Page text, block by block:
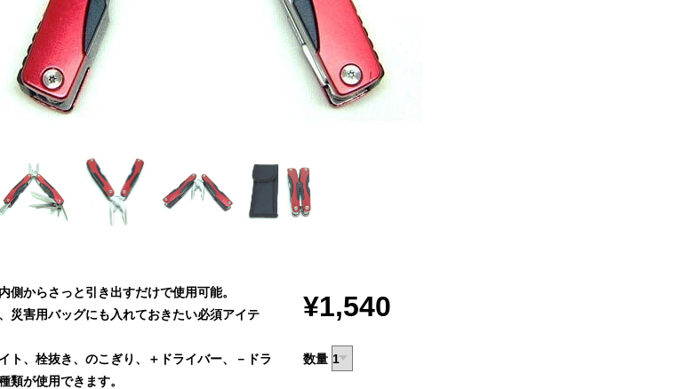
側からさっと引き出すだけで使用可能。
災害用バッグにも入れておきたい必須アイテ
ト、栓抜き、のこぎり、＋ドライバー、－ドラ
類が使用できます。
¥1,540
数量